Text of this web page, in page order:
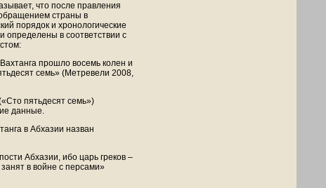
что после правления
страны в
порядок и хронологические
в соответствии с
прошло восемь колен и
семь» (Метревели 2008,
пятьдесят семь»)
данные.
в Абхазии назван
Абхазии, ибо царь греков –
в войне с персами»